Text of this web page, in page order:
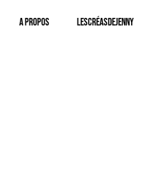
A Propos LesCréasdeJenny